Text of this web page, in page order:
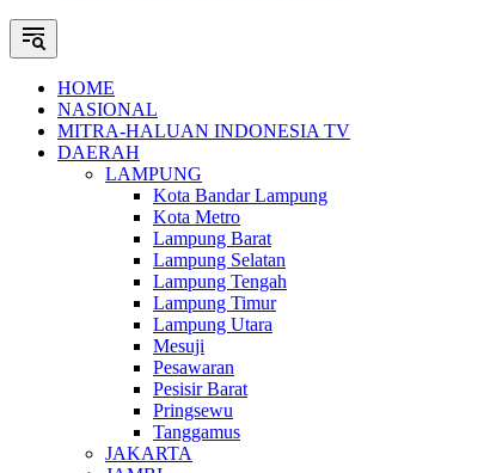
HOME
NASIONAL
MITRA-HALUAN INDONESIA TV
DAERAH
LAMPUNG
Kota Bandar Lampung
Kota Metro
Lampung Barat
Lampung Selatan
Lampung Tengah
Lampung Timur
Lampung Utara
Mesuji
Pesawaran
Pesisir Barat
Pringsewu
Tanggamus
JAKARTA